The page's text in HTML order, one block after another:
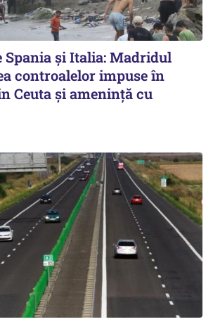
și Italia: Madridul
controalelor impuse în
Ceuta și amenință cu